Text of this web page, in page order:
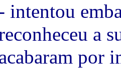
intentou
a
por